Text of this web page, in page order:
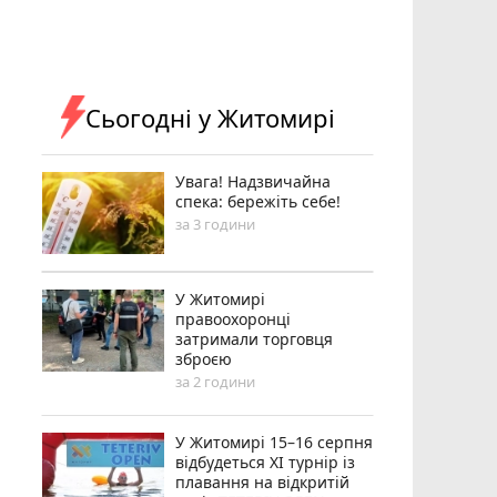
Сьогодні у Житомирі
Увага! Надзвичайна
спека: бережіть себе!
за 3 години
У Житомирі
правоохоронці
затримали торговця
зброєю
за 2 години
У Житомирі 15–16 серпня
відбудеться XI турнір із
плавання на відкритій